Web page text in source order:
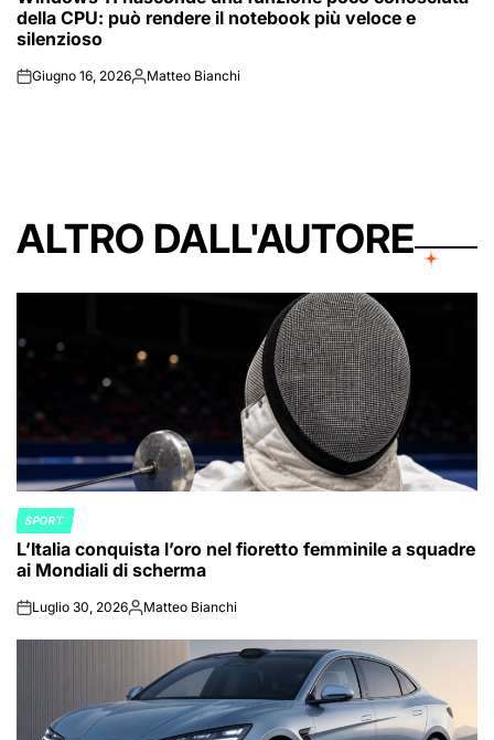
della CPU: può rendere il notebook più veloce e
silenzioso
onGiugno 16, 2026Posted
Matteo Bianchi
ALTRO DALL'AUTORE
POSTED
IN
SPORT
L’Italia conquista l’oro nel fioretto femminile a squadre
ai Mondiali di scherma
onLuglio 30, 2026Posted
Matteo Bianchi